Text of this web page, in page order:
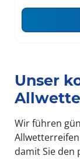
of
2
Unser
Wir führen
damit Sie den